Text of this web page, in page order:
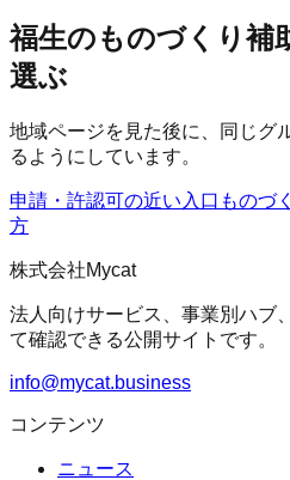
福生のものづくり補
選ぶ
地域ページを見た後に、同じグ
るようにしています。
申請・許認可の近い入口 ものづ
方
株式会社Mycat
法人向けサービス、事業別ハブ
て確認できる公開サイトです。
info@mycat.business
コンテンツ
ニュース